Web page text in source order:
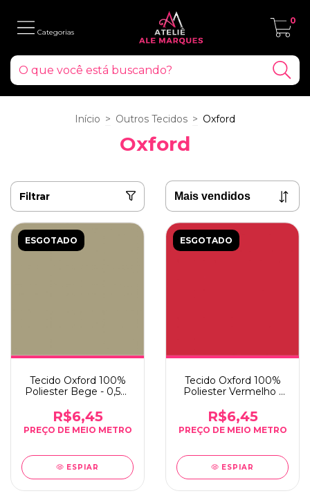
0
Início > Outros Tecidos > Oxford
Oxford
Filtrar
ESGOTADO
Tecido Oxford 100%
Poliester Bege - 0,5m
R$6,45
ESPIAR
ESGOTADO
Tecido Oxford 100%
Poliester Vermelho -
R$6,45
ESPIAR